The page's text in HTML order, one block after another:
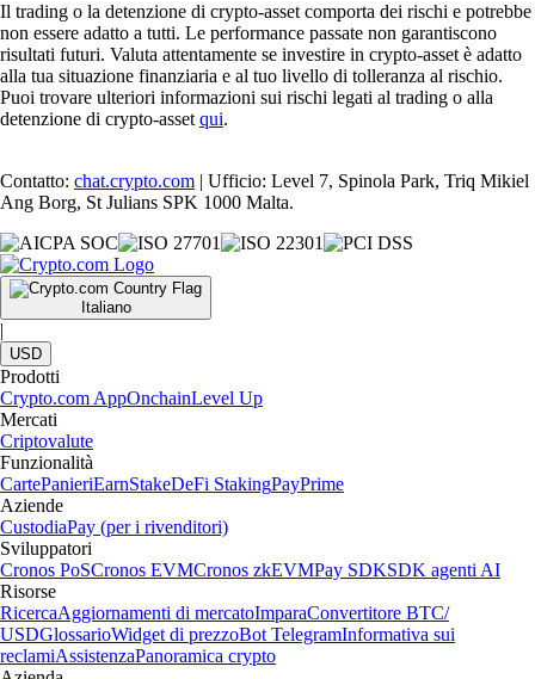
Il trading o la detenzione di crypto-asset comporta dei rischi e potrebbe
non essere adatto a tutti. Le performance passate non garantiscono
risultati futuri. Valuta attentamente se investire in crypto-asset è adatto
alla tua situazione finanziaria e al tuo livello di tolleranza al rischio.
Puoi trovare ulteriori informazioni sui rischi legati al trading o alla
detenzione di crypto-asset qui.
Contatto: chat.crypto.com | Ufficio: Level 7, Spinola Park, Triq Mikiel
Ang Borg, St Julians SPK 1000 Malta.
Italiano
|
USD
Prodotti
Crypto.com AppOnchainLevel Up
Mercati
Criptovalute
Funzionalità
CartePanieriEarnStakeDeFi StakingPayPrime
Aziende
CustodiaPay (per i rivenditori)
Sviluppatori
Cronos PoSCronos EVMCronos zkEVMPay SDKSDK agenti AI
Risorse
RicercaAggiornamenti di mercatoImparaConvertitore BTC/
USDGlossarioWidget di prezzoBot TelegramInformativa sui
reclamiAssistenzaPanoramica crypto